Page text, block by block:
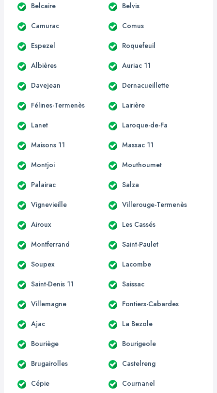
Belcaire Belvis
Camurac Comus
Espezel Roquefeuil
Albières Auriac 11
Davejean Dernacueillette
Félines-Termenès Lairière
Lanet Laroque-de-Fa
Maisons 11 Massac 11
Montjoi Mouthoumet
Palairac Salza
Vignevieille Villerouge-Termenès
Airoux Les Cassés
Montferrand Saint-Paulet
Soupex Lacombe
Saint-Denis 11 Saissac
Villemagne Fontiers-Cabardes
Ajac La Bezole
Bouriège Bourigeole
Brugairolles Castelreng
Cépie Cournanel